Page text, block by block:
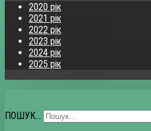
2020 рік
2021 рік
2022 рік
2023 рік
2024 рік
2025 рік
ПОШУК...